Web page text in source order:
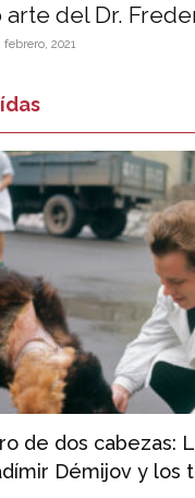
arte del Dr.
febrero, 2021
de dos cabezas:
Démijov y los